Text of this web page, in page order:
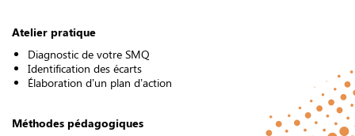
Atelier pratique
Diagnostic de votre SMQ
Identification des écarts
Élaboration d’un plan d’action
Méthodes pédagogiques